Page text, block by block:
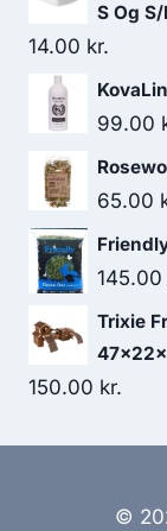
S Og
14.00 kr.
99.00
65.00
145.00
Trixie
150.00 kr.
©